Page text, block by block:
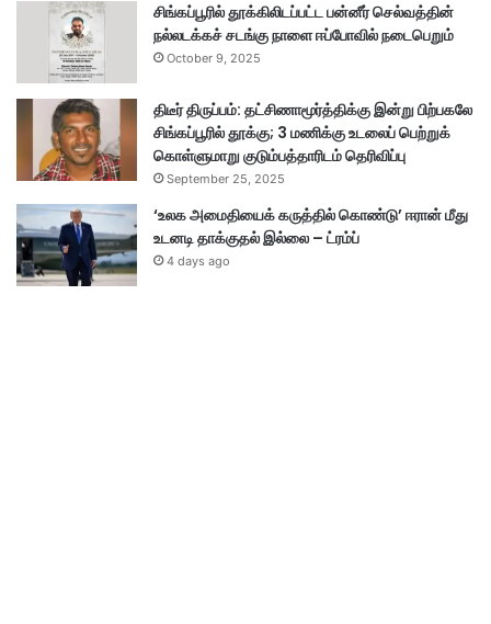
சிங்கப்பூரில் தூக்கிலிடப்பட்ட பன்னீர் செல்வத்தின்
நல்லடக்கச் சடங்கு நாளை ஈப்போவில் நடைபெறும்
October 9, 2025
திடீர் திருப்பம்: தட்சிணாமூர்த்திக்கு இன்று பிற்பகலே
சிங்கப்பூரில் தூக்கு; 3 மணிக்கு உடலைப் பெற்றுக்
கொள்ளுமாறு குடும்பத்தாரிடம் தெரிவிப்பு
September 25, 2025
‘உலக அமைதியைக் கருத்தில் கொண்டு’ ஈரான் மீது
உடனடி தாக்குதல் இல்லை – ட்ரம்ப்
4 days ago